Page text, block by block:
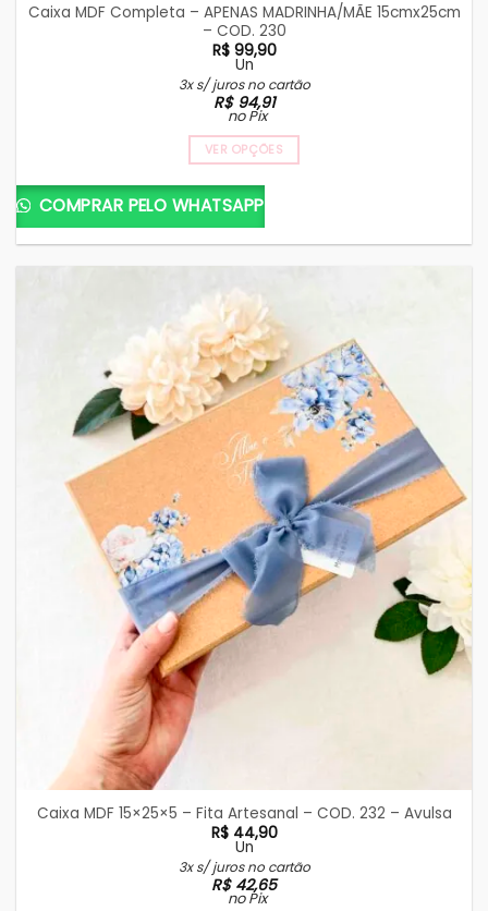
Caixa MDF Completa – APENAS MADRINHA/MÃE 15cmx25cm
– COD. 230
R$99,90
Un
3x s/ juros no cartão
R$94,91
no Pix
VER OPÇÕES
COMPRAR PELO WHATSAPP
Caixa MDF 15×25×5 – Fita Artesanal – COD. 232 – Avulsa
R$44,90
Un
3x s/ juros no cartão
R$42,65
no Pix